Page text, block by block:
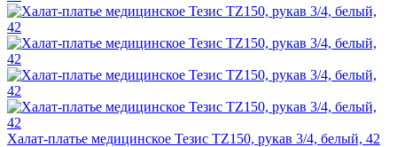
Халат-платье медицинское Тезис TZ150, рукав 3/4, белый, 42